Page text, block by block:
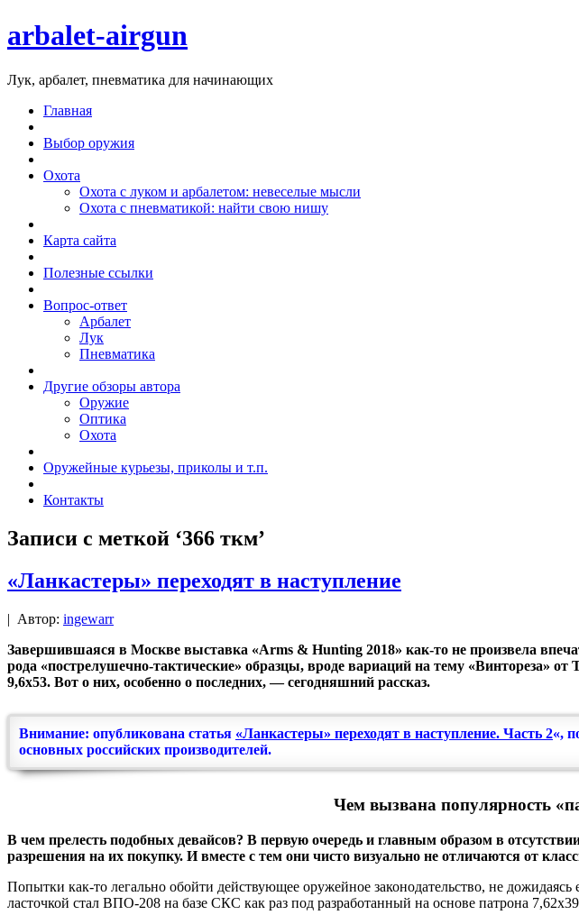
arbalet-airgun
Лук, арбалет, пневматика для начинающих
Главная
Выбор оружия
Охота
Охота с луком и арбалетом: невеселые мысли
Охота с пневматикой: найти свою нишу
Карта сайта
Полезные ссылки
Вопрос-ответ
Арбалет
Лук
Пневматика
Другие обзоры автора
Оружие
Оптика
Охота
Оружейные курьезы, приколы и т.п.
Контакты
Записи с меткой ‘366 ткм’
«Ланкастеры» переходят в наступление
| Автор: ingewarr
Завершившаяся в Москве выставка «Arms & Hunting 2018» как-то не произвела
рода «пострелушечно-тактические» образцы, вроде вариаций на тему «Винтореза»
9,6х53. Вот о них, особенно о последних, — сегодняшний рассказ.
Внимание: опубликована статья «Ланкастеры» переходят в наступление. Часть 2«,
основных российских производителей.
Чем вызвана популярность
В чем прелесть подобных девайсов? В первую очередь и главным образом в
разрешения на их покупку. И вместе с тем они чисто визуально не отличаются от
Попытки как-то легально обойти действующее оружейное законодательство, не
ласточкой стал ВПО-208 на базе СКС как раз под разработанный на основе патрона